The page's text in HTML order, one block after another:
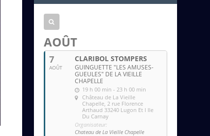
m
iAOÛT
7
AOÛT
CLARIBOL STOMPERS
GUINGUETTE "LES AMUSES-
GUEULES" DE LA VIEILLE
CHAPELLE
19 h 00 min - 23 h 00 min
Château de La Vieille
Chapelle , 2 rue Florence
Arthaud 33240 Lugon Et l Ile
Du Carnay
Organisateur:
Chateau de La Vieille Chapelle